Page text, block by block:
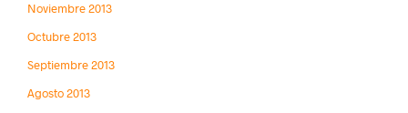
Noviembre 2013
Octubre 2013
Septiembre 2013
Agosto 2013